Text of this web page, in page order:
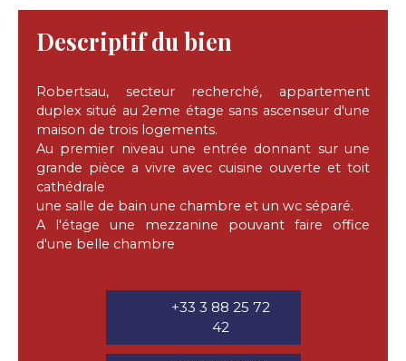
Descriptif du bien
Robertsau, secteur recherché, appartement
duplex situé au 2eme étage sans ascenseur d'une
maison de trois logements.
Au premier niveau une entrée donnant sur une
grande pièce a vivre avec cuisine ouverte et toit
cathédrale
une salle de bain une chambre et un wc séparé.
A l'étage une mezzanine pouvant faire office
d'une belle chambre
+33 3 88 25 72
42